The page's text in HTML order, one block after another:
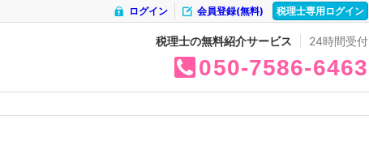
税理士専用ログイン
会員登録(無料)
ログイン
税理士の無料紹介サービス 24時間受付
050 7586 6463